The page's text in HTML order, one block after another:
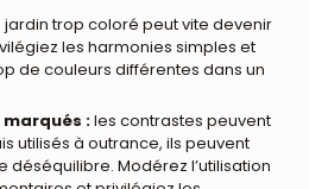
trop coloré peut vite devenir
les harmonies simples et
de couleurs différentes dans un
:les contrastes peuvent
utilisés à outrance, ils peuvent
déséquilibre. Modérez l’utilisation